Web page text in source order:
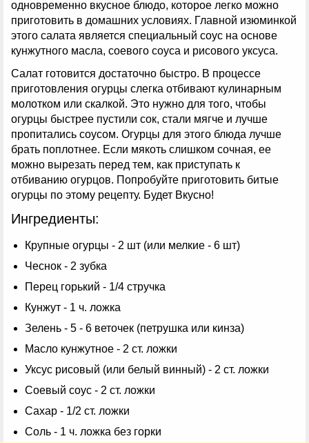
одновременно вкусное блюдо, которое легко можно
приготовить в домашних условиях. Главной изюминкой
этого салата является специальный соус на основе
кунжутного масла, соевого соуса и рисового уксуса.
Салат готовится достаточно быстро. В процессе
приготовления огурцы слегка отбивают кулинарным
молотком или скалкой. Это нужно для того, чтобы
огурцы быстрее пустили сок, стали мягче и лучше
пропитались соусом. Огурцы для этого блюда лучше
брать поплотнее. Если мякоть слишком сочная, ее
можно вырезать перед тем, как приступать к
отбиванию огурцов. Попробуйте приготовить битые
огурцы по этому рецепту. Будет Вкусно!
Ингредиенты:
Крупные огурцы - 2 шт (или мелкие - 6 шт)
Чеснок - 2 зубка
Перец горький - 1/4 стручка
Кунжут - 1 ч. ложка
Зелень - 5 - 6 веточек (петрушка или кинза)
Масло кунжутное - 2 ст. ложки
Уксус рисовый (или белый винный) - 2 ст. ложки
Соевый соус - 2 ст. ложки
Сахар - 1/2 ст. ложки
Соль - 1 ч. ложка без горки